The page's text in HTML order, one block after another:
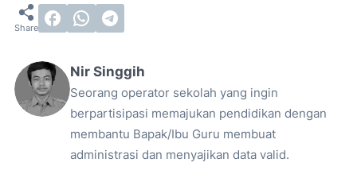
Nir Singgih
Seorang operator sekolah yang ingin
berpartisipasi memajukan pendidikan dengan
membantu Bapak/Ibu Guru membuat
administrasi dan menyajikan data valid.